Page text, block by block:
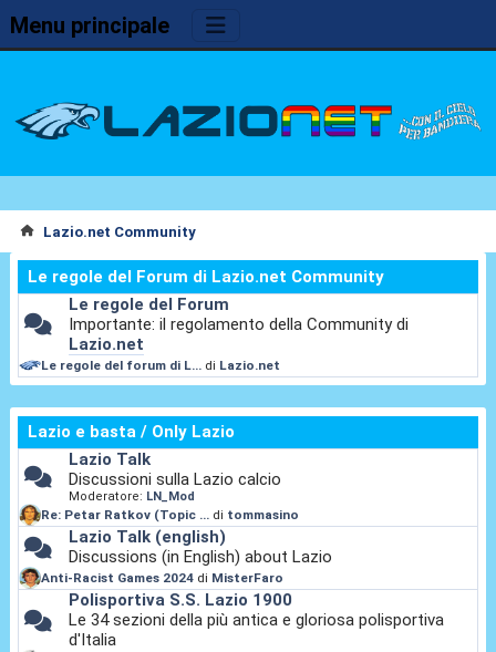
Menu principale
Lazio.net Community
Le regole del Forum di Lazio.net Community
Le regole del Forum
Importante: il regolamento della Community di
Lazio.net
Le regole del forum di L... di Lazio.net
Lazio e basta / Only Lazio
Lazio Talk
Discussioni sulla Lazio calcio
Moderatore: LN_Mod
Re: Petar Ratkov (Topic ... di tommasino
Lazio Talk (english)
Discussions (in English) about Lazio
Anti-Racist Games 2024 di MisterFaro
Polisportiva S.S. Lazio 1900
Le 34 sezioni della più antica e gloriosa polisportiva
d'Italia